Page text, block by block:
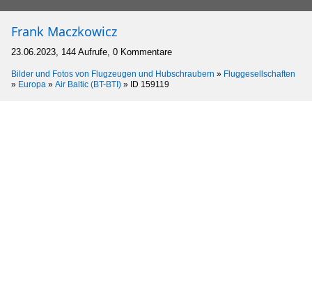
Frank Maczkowicz
23.06.2023, 144 Aufrufe, 0 Kommentare
Bilder und Fotos von Flugzeugen und Hubschraubern » Fluggesellschaften
» Europa » Air Baltic (BT-BTI) » ID 159119